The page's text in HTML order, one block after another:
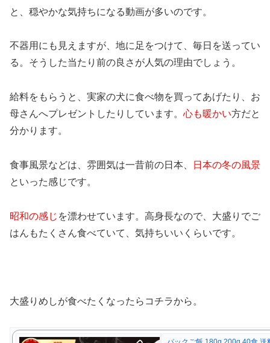
と、穏やかな気持ちになる動画が多いのです。
不器用にも見えますが、地に足をつけて、毎日を送ってい
る。そうした当たり前の良さが人気の理由でしょう。
給料をもらうと、実家の犬に食べ物を買ってあげたり、お
母さんへプレゼントしたりしています。 心も暖かい方だと
分かります。
食事風景などは、雰囲気は一昔前の日本、
日本の冬の風景
といった感じです。
昭和の感じ を漂わせています。高身長なので、大盛りでご
はんもたくさん食べていて、気持ちいいくらいです。
大盛りめしが食べたくなったらコチラから。